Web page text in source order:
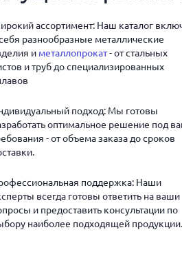
ассортимент: Наш каталог
разнообразные металлические
и металлопрокат- от стальных
и труб до специализированных
подход: Мы готовы
оптимальное решение под
- от объема заказа до сроков
поддержка: Наши
всегда готовы ответить на ваши
и предоставить консультации по
наиболее подходящей продукции.